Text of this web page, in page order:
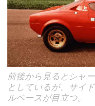
前後から見るとシャ
としているが、サイ
ルベースが目立つ。